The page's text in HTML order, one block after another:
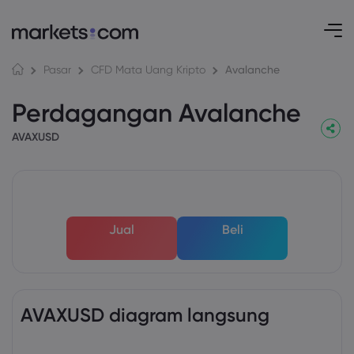
Pasar CFD Mata Uang Kripto Avalanche
Perdagangan Avalanche
AVAXUSD
Jual Beli
AVAXUSD diagram langsung